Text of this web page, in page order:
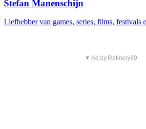
Stefan Manenschijn
Liefhebber van games, series, films, festivals
▼ Ad by Refinery89